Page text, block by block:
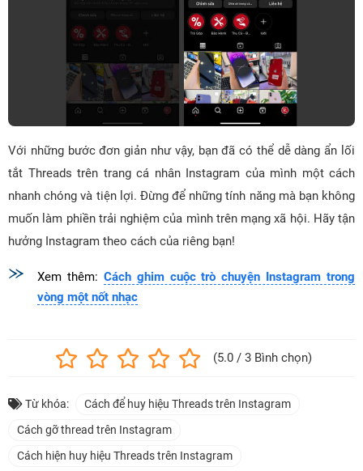
Với những bước đơn giản như vậy, bạn đã có thể dễ dàng ẩn lối
tắt Threads trên trang cá nhân Instagram của mình một cách
nhanh chóng và tiện lợi. Đừng để những tính năng mà bạn không
muốn làm phiền trải nghiệm của mình trên mạng xã hội. Hãy tận
hưởng Instagram theo cách của riêng bạn!
Xem thêm: Cách ghim cuộc trò chuyện Instagram trong
vòng một nốt nhạc
(5.0 / 3 Bình chọn)
Từ khóa:
Cách để huy hiệu Threads trên Instagram
Cách gỡ thread trên Instagram
Cách hiện huy hiệu Threads trên Instagram